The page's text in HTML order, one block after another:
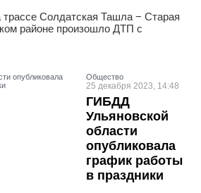
трассе Солдатская Ташла − Старая
районе произошло ДТП с
Общество
25 декабря 2023, 14:48
ГИБДД
Ульяновской
области
опубликовала
график работы
в праздники